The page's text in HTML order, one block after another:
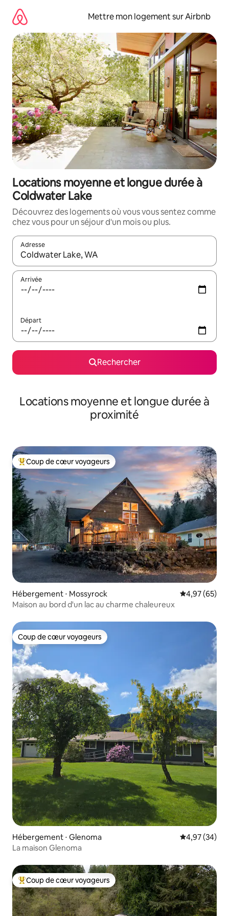
directement
contenu
Mettre mon logement sur Airbnb
Locations moyenne et longue durée à
Coldwater Lake
Découvrez des logements où vous vous sentez comme
chez vous pour un séjour d'un mois ou plus.
Adresse
Lorsque les résultats s'affichent, utilisez les flèches vers le
Arrivée
Départ
Rechercher
Locations moyenne et longue durée à
proximité
Coups de cœur voyageurs les plus appréciés
Coup de cœur voyageurs
Hébergement ⋅ Mossyrock Évaluation
4,97 (65)
Maison au bord d'un lac au charme chaleureux
Coup de cœur voyageurs
Coup de cœur voyageurs
Hébergement ⋅ Glenoma Évaluation
4,97 (34)
La maison Glenoma
Coups de cœur voyageurs les plus appréciés
Coup de cœur voyageurs